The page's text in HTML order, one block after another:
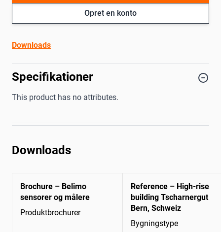
Opret en konto
Downloads
Specifikationer
This product has no attributes.
Downloads
Brochure – Belimo
sensorer og målere
Produktbrochurer
Reference – High-rise
building Tscharnergut
Bern, Schweiz
Bygningstype